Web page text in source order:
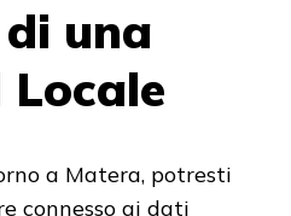
una
Locale
a Matera, potresti
connesso ai dati